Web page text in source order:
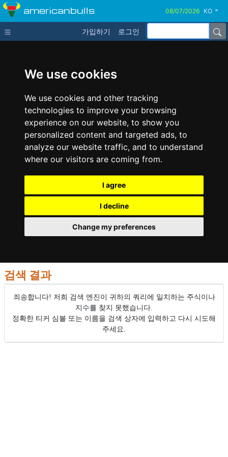
We use cookies
We use cookies and other tracking
technologies to improve your browsing
experience on our website, to show you
personalized content and targeted ads, to
analyze our website traffic, and to understand
where our visitors are coming from.
I agree
I decline
Change my preferences
americanbulls KO
가입하기 로그인
검색 결과
죄송합니다! 저희 검색 엔진이 귀하의 쿼리에 일치하는 주식이나
지수를 찾지 못했습니다.
정확한 티커 심볼 또는 이름을 검색 상자에 입력하고 다시 시도해
주세요.